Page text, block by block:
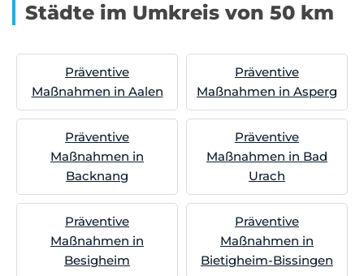
Städte im Umkreis von 50 km
Präventive
Maßnahmen in Aalen
Präventive
Maßnahmen in Asperg
Präventive
Maßnahmen in
Backnang
Präventive
Maßnahmen in Bad
Urach
Präventive
Maßnahmen in
Besigheim
Präventive
Maßnahmen in
Bietigheim-Bissingen